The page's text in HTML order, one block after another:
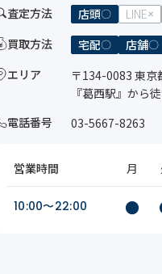
査定方法 店頭 LINE
買取方法
宅配 店舗
エリア
〒134-0083 東京
『葛西駅』から
電話番号
03-5667-8263
営業時間 月
10:00〜22:00 ●